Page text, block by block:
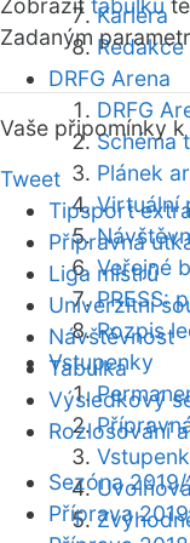
Kariéra
DRFG Arena
DRFG
Schéma
Plánek
Virtuální
Veřejné
PRESS:
Rozpis
Vstupenky
Zobrazit tabulku
Zadaným
Vaše připomínky
Tweet
Tipsport
Přípravná
Liga mistrů
Univerzitní
Návštěvnost
Tabulka
Výsledkový
Rozlosování
Sezóna
Příprava